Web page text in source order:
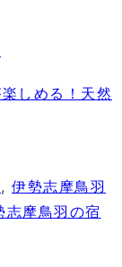
しめる！天然
, 伊勢志摩鳥羽
志摩鳥羽の宿